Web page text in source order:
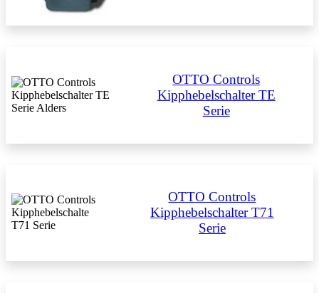
OTTO Controls
Kipphebelschalter TE
Serie
OTTO Controls
Kipphebelschalter T71
Serie